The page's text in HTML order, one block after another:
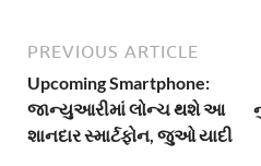
PREVIOUS ARTICLE
Upcoming Smartphone:
જાન્યુઆરીમાં લોન્ચ થશે આ
શાનદાર સ્માર્ટફોન, જુઓ યાદી